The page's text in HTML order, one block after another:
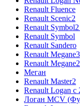
Renault Fluence
Renault Scenic2
Renault
Renault Symbol
Renault Sandero
Renault Megane3
Renault Megane2
Меган
Renault Master2
Renault Logan c
Логан МСV